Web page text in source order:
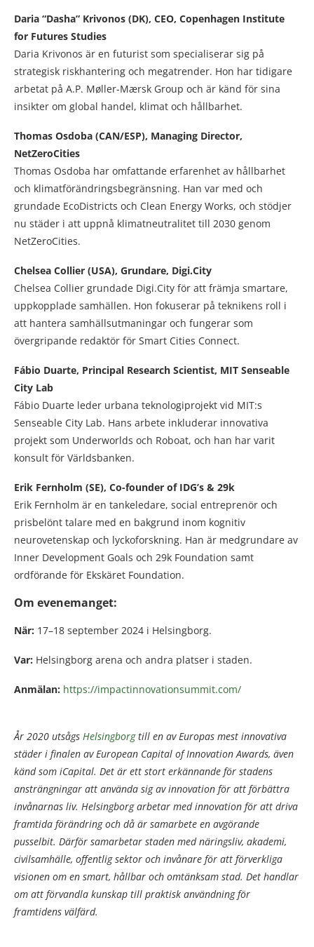
Daria “Dasha” Krivonos (DK), CEO, Copenhagen Institute
for Futures Studies
Daria Krivonos är en futurist som specialiserar sig på
strategisk riskhantering och megatrender. Hon har tidigare
arbetat på A.P. Møller-Mærsk Group och är känd för sina
insikter om global handel, klimat och hållbarhet.
Thomas Osdoba (CAN/ESP), Managing Director,
NetZeroCities
Thomas Osdoba har omfattande erfarenhet av hållbarhet
och klimatförändringsbegränsning. Han var med och
grundade EcoDistricts och Clean Energy Works, och stödjer
nu städer i att uppnå klimatneutralitet till 2030 genom
NetZeroCities.
Chelsea Collier (USA), Grundare, Digi.City
Chelsea Collier grundade Digi.City för att främja smartare,
uppkopplade samhällen. Hon fokuserar på teknikens roll i
att hantera samhällsutmaningar och fungerar som
övergripande redaktör för Smart Cities Connect.
Fábio Duarte, Principal Research Scientist, MIT Senseable
City Lab
Fábio Duarte leder urbana teknologiprojekt vid MIT:s
Senseable City Lab. Hans arbete inkluderar innovativa
projekt som Underworlds och Roboat, och han har varit
konsult för Världsbanken.
Erik Fernholm (SE), Co-founder of IDG’s & 29k
Erik Fernholm är en tankeledare, social entreprenör och
prisbelönt talare med en bakgrund inom kognitiv
neurovetenskap och lyckoforskning. Han är medgrundare av
Inner Development Goals och 29k Foundation samt
ordförande för Ekskäret Foundation.
Om evenemanget:
När: 17–18 september 2024 i Helsingborg.
Var: Helsingborg arena och andra platser i staden.
Anmälan: https://impactinnovationsummit.com/
År 2020 utsågs Helsingborgtill en av Europas mest innovativa
städer i finalen av European Capital of Innovation Awards, även
känd som iCapital. Det är ett stort erkännande för stadens
ansträngningar att använda sig av innovation för att förbättra
invånarnas liv. Helsingborg arbetar med innovation för att driva
framtida förändring och då är samarbete en avgörande
pusselbit. Därför samarbetar staden med näringsliv, akademi,
civilsamhälle, offentlig sektor och invånare för att förverkliga
visionen om en smart, hållbar och omtänksam stad. Det handlar
om att förvandla kunskap till praktisk användning för
framtidens välfärd.